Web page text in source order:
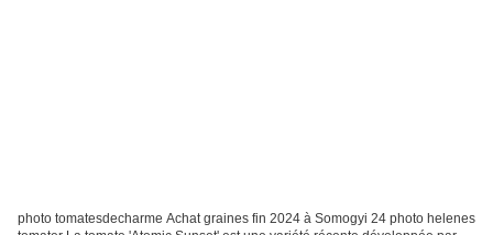
photo tomatesdecharme Achat graines fin 2024 à Somogyi 24 photo helenes